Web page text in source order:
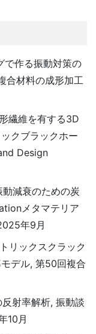
で作る振動対策の
合材料の成形加工
繊維を有する3D
クブラックホー
Design
減衰のための炭
メタマテリア
年9月
リックスクラック
デル, 第50回複合
射率解析, 振動談
10月